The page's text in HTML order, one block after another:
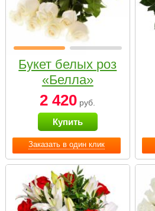
Заказать в один клик
Букет белых роз
«Белла»
2 420 руб.
Купить